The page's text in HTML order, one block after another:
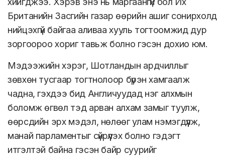
Британийн Засгийн газар өөрийн ашиг сонирхолд
нийцэхгүй байгаа аливаа хууль тогтоомжид дур
зоргоороо хориг тавьж болно гэсэн дохио юм.
Мэдээжийн хэрэг, Шотландын ардчиллыг
зөвхөн тусгаар тогтнолоор бүрэн хамгаалж
чадна, гэхдээ бид Англичуудад нэг алхмын
боломж өгвөл тэд арван алхам замыг туулж,
өөрсдийн эрх мэдэл, нөлөөг улам нэмэгдүүлж,
манай парламентыг сүйрүүлэх болно гэдэгт
итгэлтэй байна гэсэн байр суурийг